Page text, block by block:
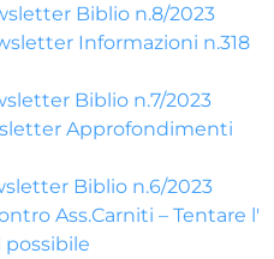
Biblio n.8/2023
Informazioni n.318
Biblio n.7/2023
Approfondimenti
Biblio n.6/2023
Ass.Carniti – Tentare l'
possibile